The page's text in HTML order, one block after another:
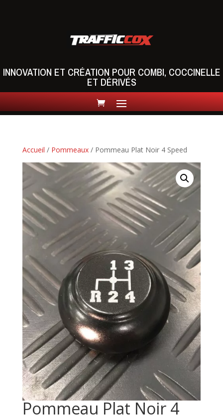
INNOVATION ET CRÉATION POUR COMBI, COCCINELLE
ET DÉRIVÉS
Accueil / Pommeaux/ Pommeau Plat Noir 4 Speed
Pommeau Plat Noir 4